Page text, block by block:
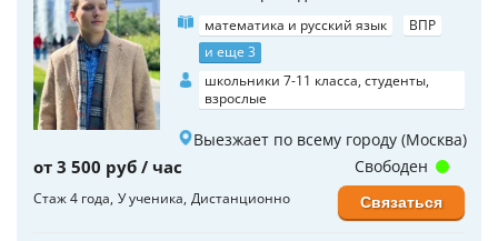
математика и русский язык
ВПР
и еще 3
школьники 7-11 класса, студенты,
взрослые
Выезжает по всему городу (Москва)
от 3 500 руб / час
Стаж 4 года У ученика Дистанционно
Свободен
Связаться